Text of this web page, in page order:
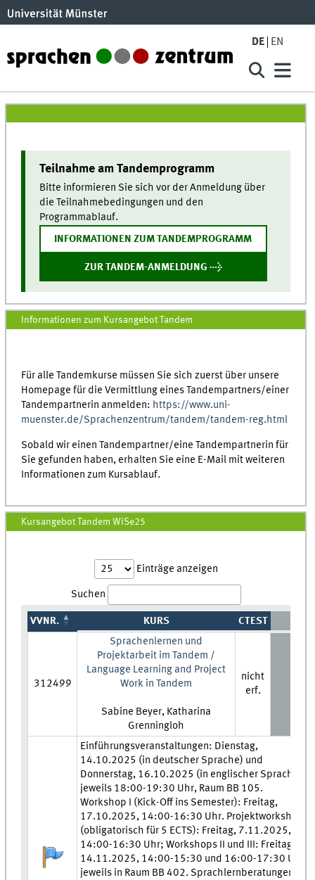
DE EN
Tandem WiSe25
Teilnahme am Tandemprogramm
Bitte informieren Sie sich vor der Anmeldung über
die Teilnahmebedingungen und den
Programmablauf.
INFORMATIONEN ZUM TANDEMPROGRAMM
ZUR TANDEM-ANMELDUNG →
Informationen zum Kursangebot Tandem
Für alle Tandemkurse müssen Sie sich zuerst über unsere
Homepage für die Vermittlung eines Tandempartners/einer
Tandempartnerin anmelden: https://www.uni-
muenster.de/Sprachenzentrum/tandem/tandem-reg.html
Sobald wir einen Tandempartner/eine Tandempartnerin für
Sie gefunden haben, erhalten Sie eine E-Mail mit weiteren
Informationen zum Kursablauf.
Kursangebot Tandem WiSe25
Einträge anzeigen
Suchen
VVNR. KURS CTEST
312499
Sprachenlernen und
Projektarbeit im Tandem /
Language Learning and Project
Work in Tandem
Lehrkraft:
Sabine Beyer, Katharina
Grenningloh
nicht
erf.
Anmeldestatus:
Zeit und Ort:
Einführungsveranstaltungen: Dienstag,
14.10.2025 (in deutscher Sprache) und
Donnerstag, 16.10.2025 (in englischer Sprache),
jeweils 18:00-19:30 Uhr, Raum BB 105.
Workshop I (Kick-Off ins Semester): Freitag,
17.10.2025, 14:00-16:30 Uhr. Projektworkshop
(obligatorisch für 5 ECTS): Freitag, 7.11.2025,
14:00-16:30 Uhr; Workshops II und III: Freitag,
14.11.2025, 14:00-15:30 und 16:00-17:30 Uhr,
jeweils in Raum BB 402. Sprachlernberatungen -